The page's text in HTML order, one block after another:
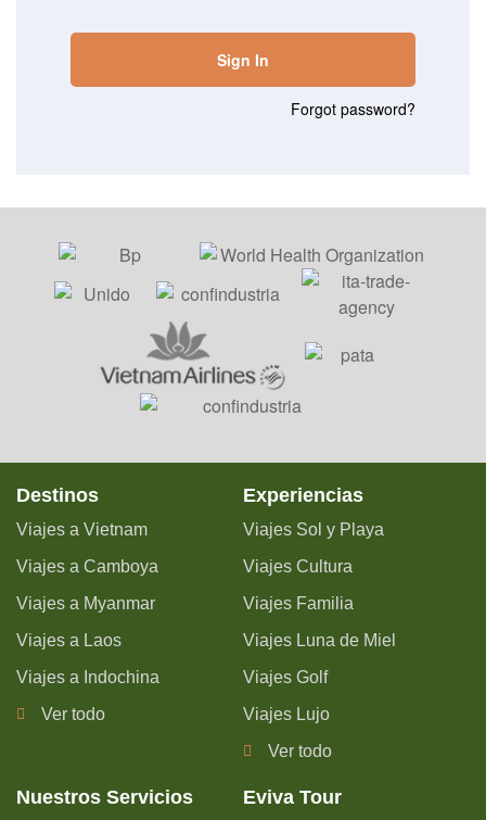
Forgot password?
Destinos
Viajes a Vietnam
Viajes a Camboya
Viajes a Myanmar
Viajes a Laos
Viajes a Indochina
Ver todo
Experiencias
Viajes Sol y Playa
Viajes Cultura
Viajes Familia
Viajes Luna de Miel
Viajes Golf
Viajes Lujo
Ver todo
Nuestros Servicios Eviva Tour